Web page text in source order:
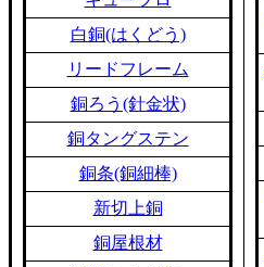
白銅(はくどう)
リードフレーム
銅ろう(針金状)
銅タングステン
銅条(銅細棒)
新切上銅
銅屋根材